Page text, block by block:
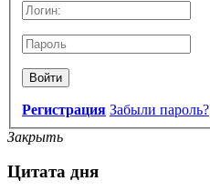
Войти
Регистрация Забыли пароль?
Закрыть
Цитата дня